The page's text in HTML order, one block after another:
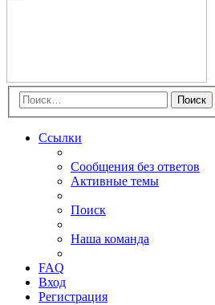
Поиск
Ссылки
Сообщения без ответов
Активные темы
Поиск
Наша команда
FAQ
Вход
Регистрация